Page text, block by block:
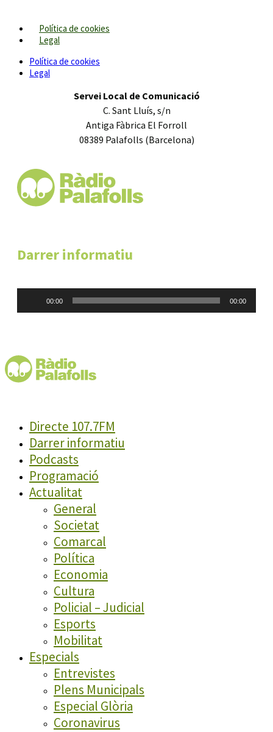
Política de cookies
Legal
Política de cookies
Legal
Servei Local de Comunicació
C. Sant Lluís, s/n
Antiga Fàbrica El Forroll
08389 Palafolls (Barcelona)
Darrer informatiu
00:00 00:00
Directe 107.7FM
Darrer informatiu
Podcasts
Programació
Actualitat
General
Societat
Comarcal
Política
Economia
Cultura
Policial – Judicial
Esports
Mobilitat
Especials
Entrevistes
Plens Municipals
Especial Glòria
Coronavirus